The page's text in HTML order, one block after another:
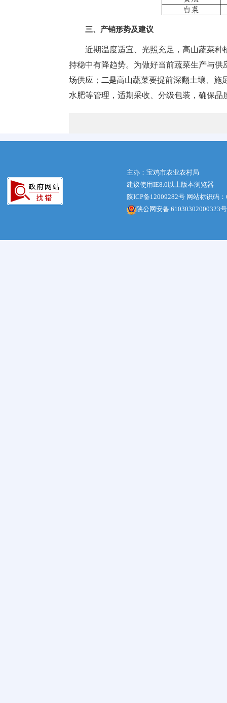
三、产销形势及建议
近期温度适宜、光照充足，高山蔬菜
持稳中有降趋势。为做好当前蔬菜生产与供
场供应； 二是高山蔬菜要提前深翻土壤、施
水肥等管理，适期采收、分级包装，确保品
主办：宝鸡市农业农村局
建议使用IE8.0以上版本浏览器
陕ICP备12009282号 网站标识码
陕公网安备 61030302000323号